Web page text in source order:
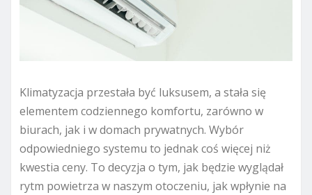
Klimatyzacja przestała być luksusem, a stała się
elementem codziennego komfortu, zarówno w
biurach, jak i w domach prywatnych. Wybór
odpowiedniego systemu to jednak coś więcej niż
kwestia ceny. To decyzja o tym, jak będzie wyglądał
rytm powietrza w naszym otoczeniu, jak wpłynie na